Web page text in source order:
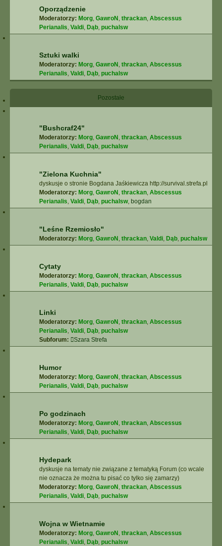
Oporządzenie
Moderatorzy: Morg, GawroN , thrackan, Abscessus
Perianalis, Valdi, Dąb, puchalsw
Sztuki walki
Moderatorzy: Morg, GawroN , thrackan, Abscessus
Perianalis, Valdi, Dąb, puchalsw
Pozostałe
"Bushcraf24"
Moderatorzy: Morg, GawroN , thrackan, Abscessus
Perianalis, Valdi, Dąb, puchalsw
"Zielona Kuchnia"
dyskusje o stronie Bogdana Jaśkiewicza http://survival.strefa.pl
Moderatorzy: Morg, GawroN , thrackan, Abscessus
Perianalis, Valdi, Dąb, puchalsw, bogdan
"Leśne Rzemiosło"
Moderatorzy: Morg, GawroN , thrackan, Valdi, Dąb, puchalsw
Cytaty
Moderatorzy: Morg, GawroN , thrackan, Abscessus
Perianalis, Valdi, Dąb, puchalsw
Linki
Moderatorzy: Morg, GawroN , thrackan, Abscessus
Perianalis, Valdi, Dąb, puchalsw
Subforum:
Szara Strefa
Humor
Moderatorzy: Morg, GawroN , thrackan, Abscessus
Perianalis, Valdi, Dąb, puchalsw
Po godzinach
Moderatorzy: Morg, GawroN , thrackan, Abscessus
Perianalis, Valdi, Dąb, puchalsw
Hydepark
dyskusje na tematy nie związane z tematyką Forum (co wcale
nie oznacza że można tu pisać co tylko się zamarzy)
Moderatorzy: Morg, GawroN , thrackan, Abscessus
Perianalis, Valdi, Dąb, puchalsw
Wojna w Wietnamie
Moderatorzy: Morg, GawroN , thrackan, Abscessus
Perianalis, Valdi, Dąb, puchalsw